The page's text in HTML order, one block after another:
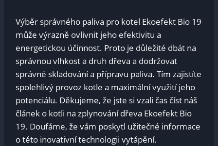
Výběr správného paliva pro kotel Ekoefekt Bio 19
může výrazně ovlivnit jeho efektivitu a
energetickou účinnost. Proto je důležité dbát na
správnou vlhkost a druh dřeva a dodržovat
správné skladování a přípravu paliva. Tím zajistíte
spolehlivý provoz kotle a maximální využití jeho
potenciálu. Děkujeme, že jste si vzali čas číst náš
článek o kotli na zplynování dřeva Ekoefekt Bio
19. Doufáme, že vám poskytl užitečné informace
o této inovativní technologii vytápění.